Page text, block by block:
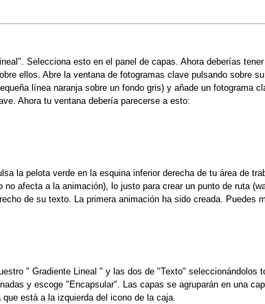
Selecciona esto en el panel de capas. Ahora deberías
ellos. Abre la ventana de fotogramas clave pulsando sobre
línea naranja sobre un fondo gris) y añade un fotograma
Ahora tu ventana debería parecerse a esto:
la pelota verde en la esquina inferior derecha de tu área de
afecta a la animación), lo justo para crear un punto de ruta
de su texto. La primera animación ha sido creada.
" Gradiente Lineal " y las dos de "Texto"
y escoge "Encapsular". Las capas se agruparán en una
está a la izquierda del icono de la caja.